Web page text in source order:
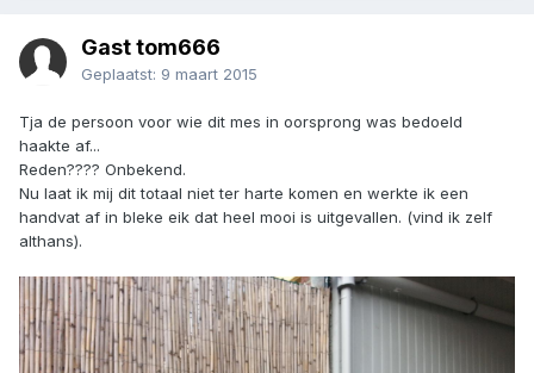
Gast tom666
Geplaatst: 9 maart 2015
Tja de persoon voor wie dit mes in oorsprong was bedoeld
haakte af...
Reden???? Onbekend.
Nu laat ik mij dit totaal niet ter harte komen en werkte ik een
handvat af in bleke eik dat heel mooi is uitgevallen. (vind ik zelf
althans).